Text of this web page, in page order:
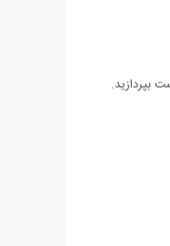
بپردازید.